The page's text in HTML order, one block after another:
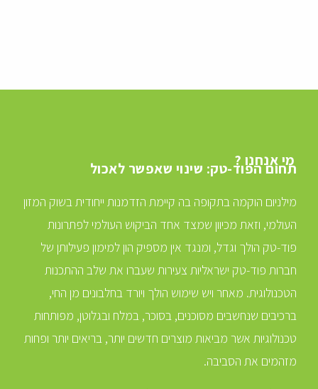
מי אנחנו ?
תחום הפוד-טק: שינוי שאפשר לאכול
מילניום הוקמה בתקופה בה קיימת הזדמנות ייחודית בשוק המזון
העולמי, וזאת מכיוון שמצד אחד הביקוש העולמי לפתרונות
פוד-טק הולך וגדל, ומנגד אין מספיק הון למימון פעילותן של
חברות פוד-טק ישראליות צעירות שעברו את שלב ההתכנות
הטכנולוגית. מאחר ויש שימוש הולך ויורד בחלבונים מן החי,
ברכיבים שנחשבים מסוכנים, בסוכר, במלח ובגלוטן, מפותחות
טכנולוגיות אשר מביאות מוצרים חדשים יותר, בריאים יותר ופחות
מזהמים את הסביבה.